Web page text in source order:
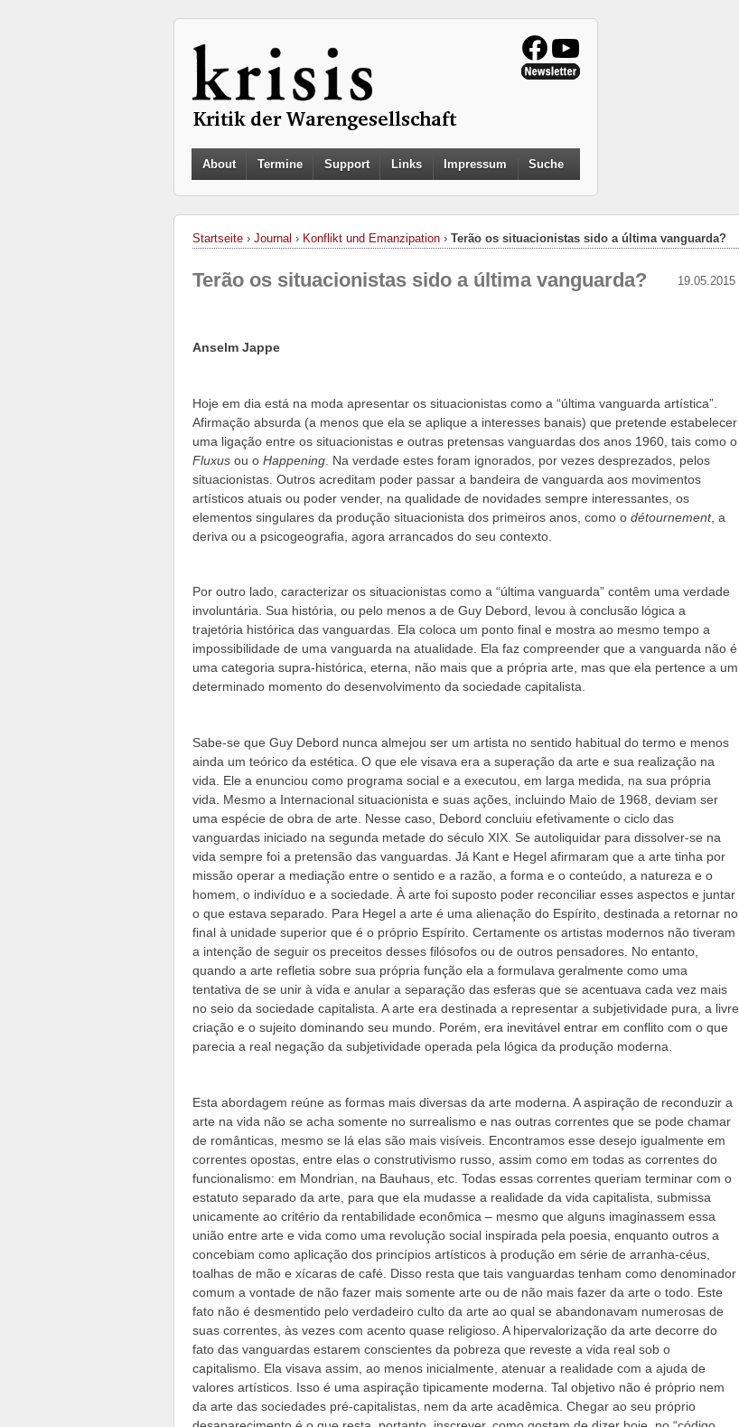
About Termine Support Links Impressum Suche
Startseite › Journal › Konflikt und Emanzipation › Terão os situacionistas sido a última vanguarda?
19.05.2015
Terão os situacionistas sido a última vanguarda?
Anselm Jappe
Hoje em dia está na moda apresentar os situacionistas como a “última vanguarda artística”.
Afirmação absurda (a menos que ela se aplique a interesses banais) que pretende estabelecer
uma ligação entre os situacionistas e outras pretensas vanguardas dos anos 1960, tais como o
Fluxus ou o Happening . Na verdade estes foram ignorados, por vezes desprezados, pelos
situacionistas. Outros acreditam poder passar a bandeira de vanguarda aos movimentos
artísticos atuais ou poder vender, na qualidade de novidades sempre interessantes, os
elementos singulares da produção situacionista dos primeiros anos, como o détournement, a
deriva ou a psicogeografia, agora arrancados do seu contexto.
Por outro lado, caracterizar os situacionistas como a “última vanguarda” contêm uma verdade
involuntária. Sua história, ou pelo menos a de Guy Debord, levou à conclusão lógica a
trajetória histórica das vanguardas. Ela coloca um ponto final e mostra ao mesmo tempo a
impossibilidade de uma vanguarda na atualidade. Ela faz compreender que a vanguarda não é
uma categoria supra-histórica, eterna, não mais que a própria arte, mas que ela pertence a um
determinado momento do desenvolvimento da sociedade capitalista.
Sabe-se que Guy Debord nunca almejou ser um artista no sentido habitual do termo e menos
ainda um teórico da estética. O que ele visava era a superação da arte e sua realização na
vida. Ele a enunciou como programa social e a executou, em larga medida, na sua própria
vida. Mesmo a Internacional situacionista e suas ações, incluindo Maio de 1968, deviam ser
uma espécie de obra de arte. Nesse caso, Debord concluiu efetivamente o ciclo das
vanguardas iniciado na segunda metade do século XIX. Se autoliquidar para dissolver-se na
vida sempre foi a pretensão das vanguardas. Já Kant e Hegel afirmaram que a arte tinha por
missão operar a mediação entre o sentido e a razão, a forma e o conteúdo, a natureza e o
homem, o indivíduo e a sociedade. À arte foi suposto poder reconciliar esses aspectos e juntar
o que estava separado. Para Hegel a arte é uma alienação do Espírito, destinada a retornar no
final à unidade superior que é o próprio Espírito. Certamente os artistas modernos não tiveram
a intenção de seguir os preceitos desses filósofos ou de outros pensadores. No entanto,
quando a arte refletia sobre sua própria função ela a formulava geralmente como uma
tentativa de se unir à vida e anular a separação das esferas que se acentuava cada vez mais
no seio da sociedade capitalista. A arte era destinada a representar a subjetividade pura, a livre
criação e o sujeito dominando seu mundo. Porém, era inevitável entrar em conflito com o que
parecia a real negação da subjetividade operada pela lógica da produção moderna.
Esta abordagem reúne as formas mais diversas da arte moderna. A aspiração de reconduzir a
arte na vida não se acha somente no surrealismo e nas outras correntes que se pode chamar
de românticas, mesmo se lá elas são mais visíveis. Encontramos esse desejo igualmente em
correntes opostas, entre elas o construtivismo russo, assim como em todas as correntes do
funcionalismo: em Mondrian, na Bauhaus, etc. Todas essas correntes queriam terminar com o
estatuto separado da arte, para que ela mudasse a realidade da vida capitalista, submissa
unicamente ao critério da rentabilidade econômica – mesmo que alguns imaginassem essa
união entre arte e vida como uma revolução social inspirada pela poesia, enquanto outros a
concebiam como aplicação dos princípios artísticos à produção em série de arranha-céus,
toalhas de mão e xícaras de café. Disso resta que tais vanguardas tenham como denominador
comum a vontade de não fazer mais somente arte ou de não mais fazer da arte o todo. Este
fato não é desmentido pelo verdadeiro culto da arte ao qual se abandonavam numerosas de
suas correntes, às vezes com acento quase religioso. A hipervalorização da arte decorre do
fato das vanguardas estarem conscientes da pobreza que reveste a vida real sob o
capitalismo. Ela visava assim, ao menos inicialmente, atenuar a realidade com a ajuda de
valores artísticos. Isso é uma aspiração tipicamente moderna. Tal objetivo não é próprio nem
da arte das sociedades pré-capitalistas, nem da arte acadêmica. Chegar ao seu próprio